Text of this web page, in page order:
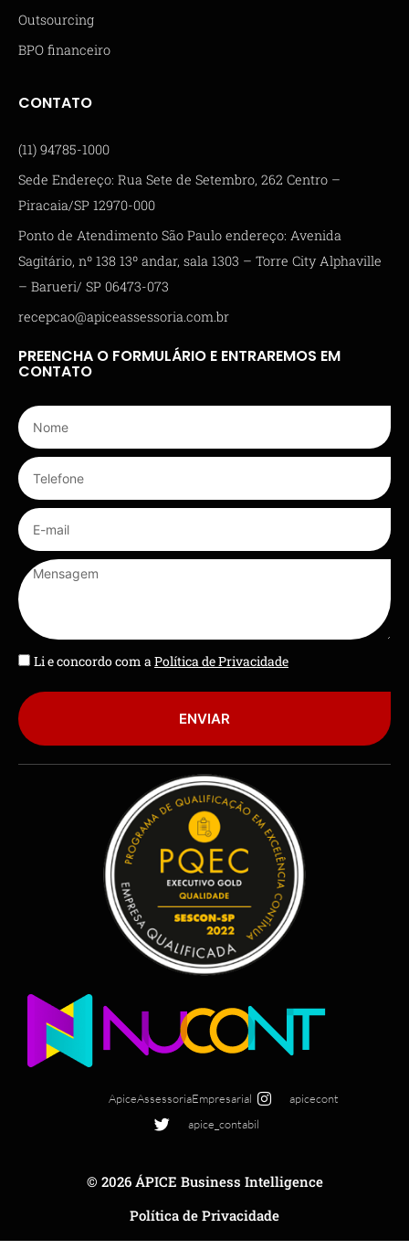
Outsourcing
BPO financeiro
CONTATO
(11) 94785-1000
Sede Endereço: Rua Sete de Setembro, 262 Centro –
Piracaia/SP 12970-000
Ponto de Atendimento São Paulo endereço: Avenida
Sagitário, nº 138 13º andar, sala 1303 – Torre City Alphaville
– Barueri/ SP 06473-073
recepcao@apiceassessoria.com.br
PREENCHA O FORMULÁRIO E ENTRAREMOS EM
CONTATO
Li e concordo com aPolítica de Privacidade
ENVIAR
ApiceAssessoriaEmpresarial
apicecont
apice_contabil
© 2026 ÁPICE Business Intelligence
Política de Privacidade